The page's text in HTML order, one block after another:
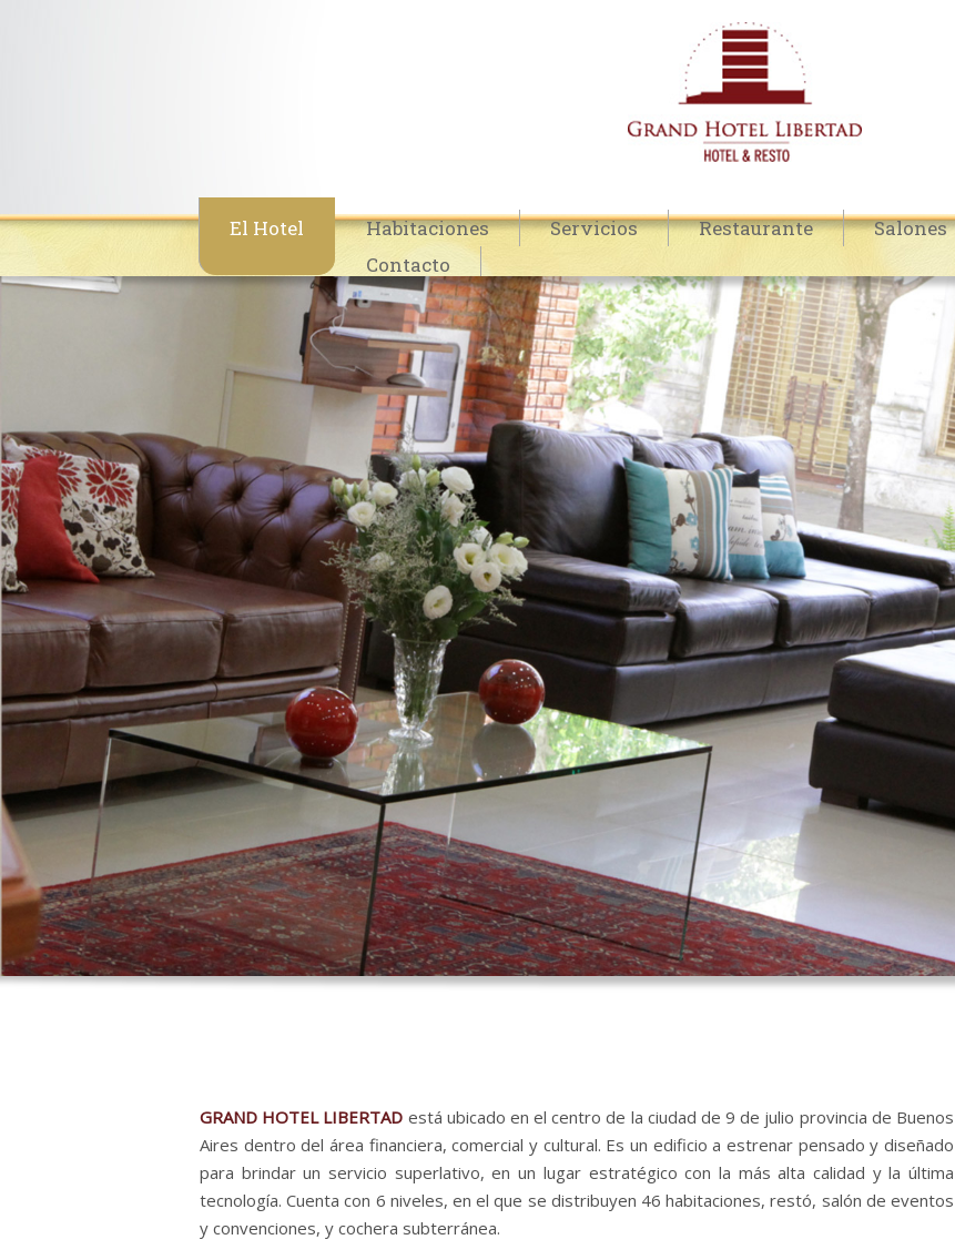
El Hotel Habitaciones Servicios Restaurante Salones
Contacto
GRAND HOTEL LIBERTAD está ubicado en el centro de la ciudad de9 de julio provincia de Buenos
Aires dentro del área financiera, comercial y cultural. Es un edificio a estrenar pensado y diseñado
para brindar un servicio superlativo, en un lugar estratégico con la más alta calidad y la última
tecnología. Cuenta con 6 niveles, en el que se distribuyen 46 habitaciones, restó, salón de eventos
y convenciones, y cochera subterránea.